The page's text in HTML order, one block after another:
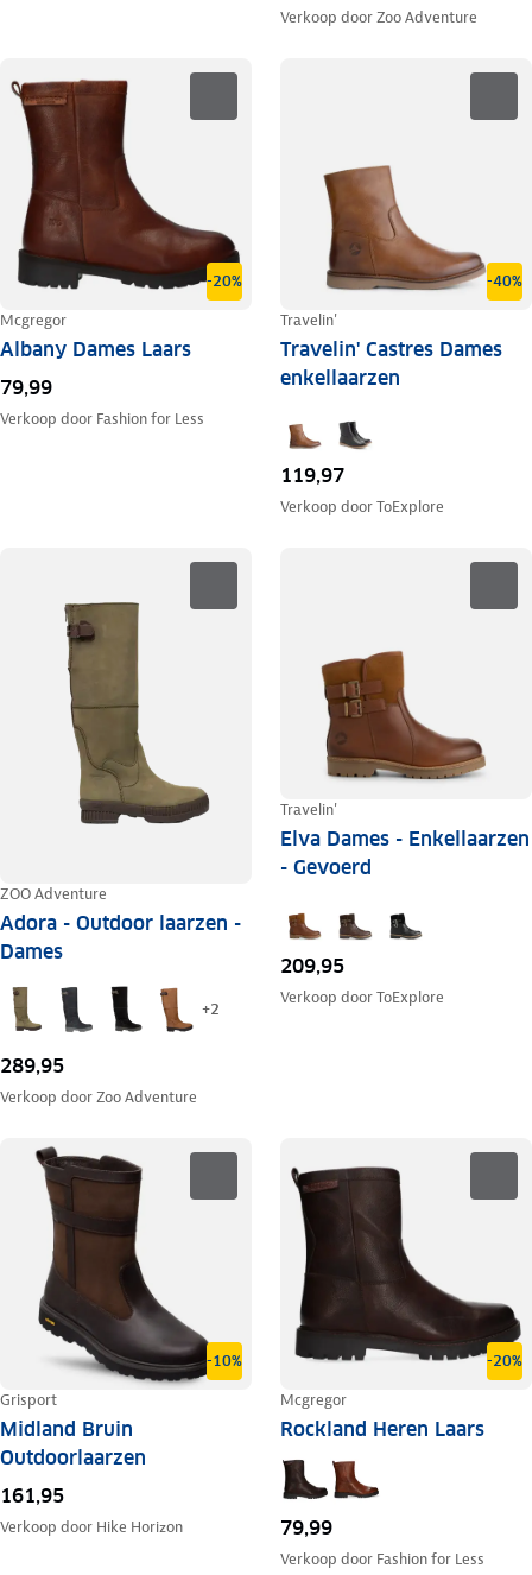
Verkoop doorZoo Adventure
-20%
Mcgregor
Albany Dames Laars
79,99
Verkoop door Fashion for Less
-40%
Travelin'
Travelin' Castres Dames
enkellaarzen
119,97
Verkoop doorToExplore
ZOO Adventure
Adora - Outdoor laarzen -
Dames
+2
289,95
Verkoop doorZoo Adventure
Travelin'
Elva Dames - Enkellaarzen
- Gevoerd
209,95
Verkoop doorToExplore
-10%
Grisport
Midland Bruin
Outdoorlaarzen
161,95
Verkoop door Hike Horizon
-20%
Mcgregor
Rockland Heren Laars
79,99
Verkoop door Fashion for Less